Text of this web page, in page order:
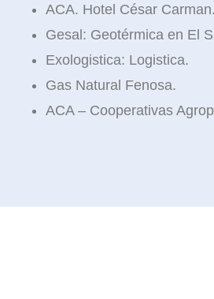
ACA. Hotel César Carman.
Gesal: Geotérmica en El
Exologistica: Logistica.
Gas Natural Fenosa.
ACA – Cooperativas